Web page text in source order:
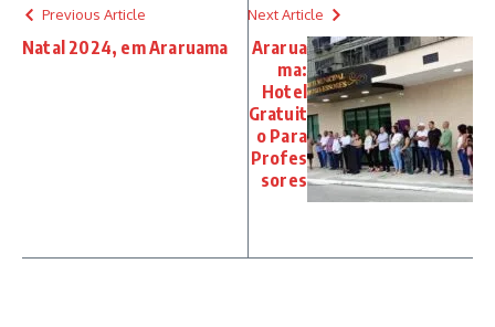
Previous Article
Natal 2024, em Araruama
Next Article
Ararua
ma:
Hotel
Gratuit
o Para
Profes
sores